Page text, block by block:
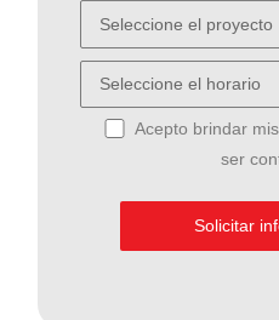
Acepto brindar
ser